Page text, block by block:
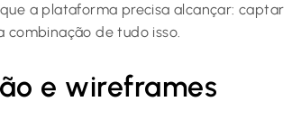
a plataforma precisa alcançar: captar
combinação de tudo isso.
e wireframes